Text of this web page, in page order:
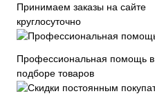
Принимаем заказы на сайте
круглосуточно
Профессиональная помощь в
подборе товаров